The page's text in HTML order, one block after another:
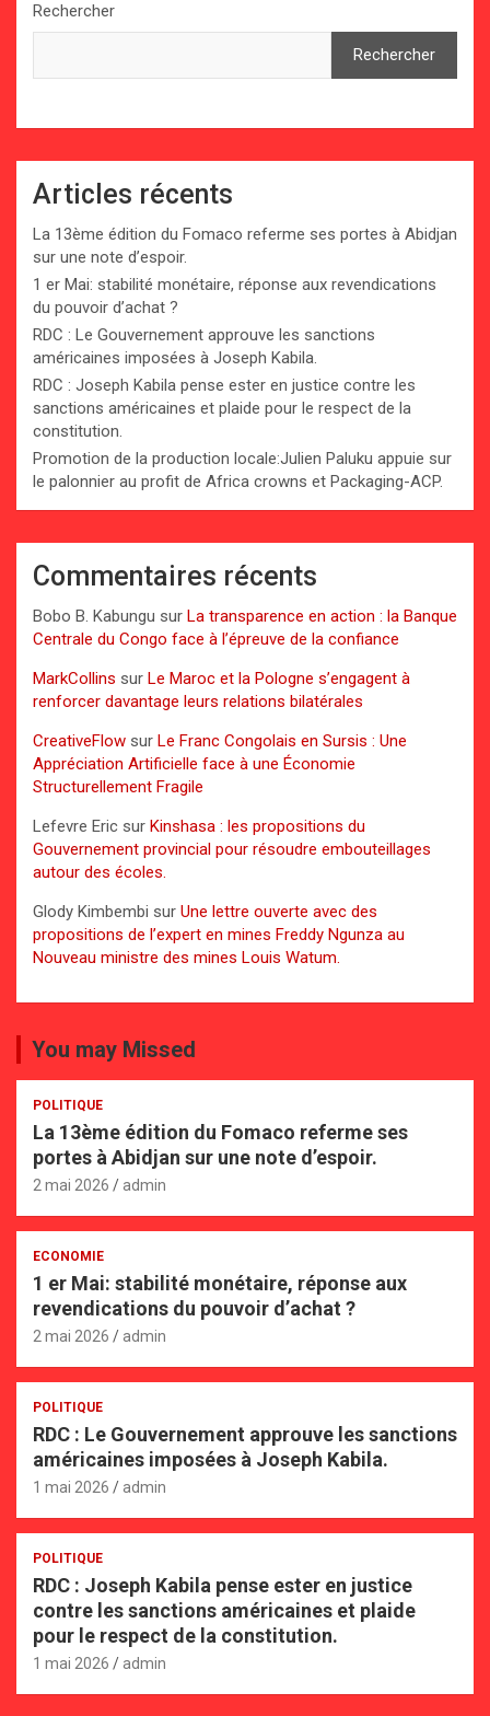
Rechercher
Rechercher
Articles récents
La 13ème édition du Fomaco referme ses portes à Abidjan
sur une note d’espoir.
1 er Mai: stabilité monétaire, réponse aux revendications
du pouvoir d’achat ?
RDC : Le Gouvernement approuve les sanctions
américaines imposées à Joseph Kabila.
RDC : Joseph Kabila pense ester en justice contre les
sanctions américaines et plaide pour le respect de la
constitution.
Promotion de la production locale:Julien Paluku appuie sur
le palonnier au profit de Africa crowns et Packaging-ACP.
Commentaires récents
Bobo B. Kabungu sur La transparence en action : la Banque
Centrale du Congo face à l’épreuve de la confiance
MarkCollins sur Le Maroc et la Pologne s’engagent à
renforcer davantage leurs relations bilatérales
CreativeFlow sur Le Franc Congolais en Sursis : Une
Appréciation Artificielle face à une Économie
Structurellement Fragile
Lefevre Eric sur Kinshasa : les propositions du
Gouvernement provincial pour résoudre embouteillages
autour des écoles.
Glody Kimbembi sur Une lettre ouverte avec des
propositions de l’expert en mines Freddy Ngunza au
Nouveau ministre des mines Louis Watum.
You may Missed
POLITIQUE
La 13ème édition du Fomaco referme ses
portes à Abidjan sur une note d’espoir.
2 mai 2026 admin
ECONOMIE
1 er Mai: stabilité monétaire, réponse aux
revendications du pouvoir d’achat ?
2 mai 2026 admin
POLITIQUE
RDC : Le Gouvernement approuve les sanctions
américaines imposées à Joseph Kabila.
1 mai 2026 admin
POLITIQUE
RDC : Joseph Kabila pense ester en justice
contre les sanctions américaines et plaide
pour le respect de la constitution.
1 mai 2026 admin